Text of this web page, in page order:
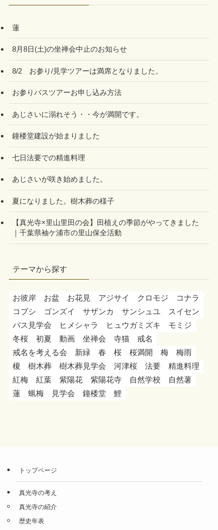
蓮
8月8日(土)の坐禅会中止のお知らせ
8/2 お参り/見学ツアーは満席となりました。
お参りバスツアーお申し込み方法
あじさいに溺れそう・・今が満開です。
鐘楼堂建設が始まりました
七日法要での精進料理
あじさいが咲き始めました。
夏になりました。樹木葬の様子
【真光寺×里山里田の会】田植えの季節がやってきました
｜千葉県袖ケ浦市の里山保全活動
テーマから探す
お彼岸 お盆 お花見 アジサイ クロモジ
コナラ
コブシ
ゴンズイ サザンカ サンシュユ
スイセン
バス見学会
ヒメシャラ ヒュウガミズキ
モミジ
冬桜
初夏 動画 坐禅会 寺猫
戒名
戒名を考える会
新緑 春 桜 桜満開 梅
梅雨
榎
樹木葬 樹木葬見学会 河津桜 法要
精進料理
紅梅
紅葉 紫陽花 紫陽花寺 自然学校
自然薯
蓮
蝋梅 見学会 鐘楼堂 鯉
トップページ
真光寺の考え
真光寺の紹介
歴史年表